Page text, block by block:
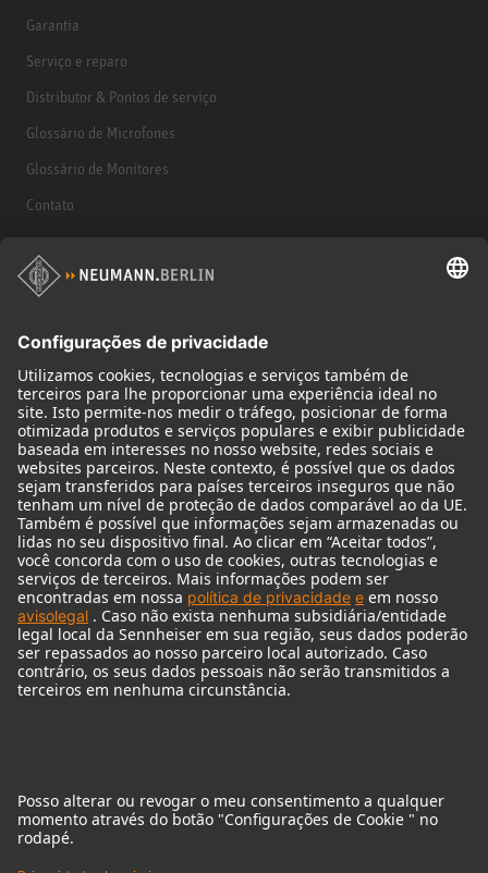
Garantia
Serviço e reparo
Distributor & Pontos de serviço
Glossário de Microfones
Glossário de Monitores
Contato
Produtos
Microfones
Acessórios de microfone
Monitores
Acessórios de monitores
Fones de ouvido
Microfones históricos
Audio Interface
Imprint